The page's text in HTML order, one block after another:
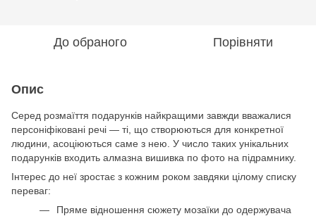
До обраного Порівняти
Опис
Серед розмаїття подарунків найкращими завжди вважалися
персоніфіковані речі — ті, що створюються для конкретної
людини, асоціюються саме з нею. У число таких унікальних
подарунків входить алмазна вишивка по фото на підрамнику.
Інтерес до неї зростає з кожним роком завдяки цілому списку
переваг:
Пряме відношення сюжету мозаїки до одержувача